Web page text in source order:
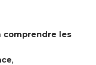
comprendre les
,